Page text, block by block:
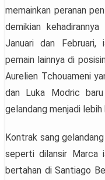
memainkan peranan
demikian
Januari dan Februari,
pemain lainnya di
Aurelien Tchouameni
dan Luka Modric
gelandang menjadi lebih
Kontrak sang
seperti dilansir Marca
bertahan di Santiago